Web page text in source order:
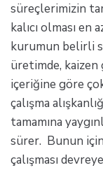
süreçlerimizin
kalıcı olması
kurumun belirli
üretimde, kaizen
içeriğine göre
çalışma
tamamına
sürer. Bunun
çalışması